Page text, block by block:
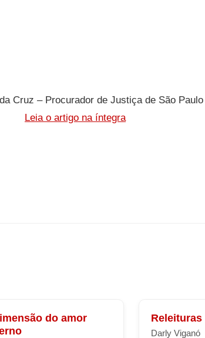
Cruz – Procurador de Justiça de São
Leia o artigo na íntegra
do amor
Releituras
Darly Viganó